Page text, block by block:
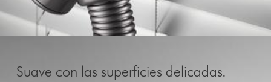
Suave con las superficies delicadas.